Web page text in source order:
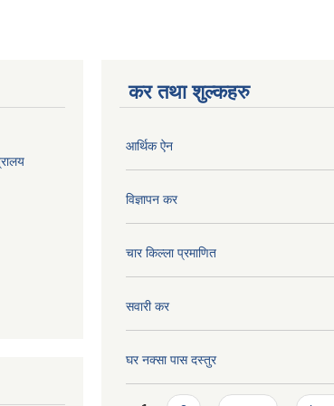
कर तथा शुल्कहरु
आर्थिक ऐन
विज्ञापन कर
चार किल्ला प्रमाणित
सवारी कर
घर नक्सा पास दस्तुर